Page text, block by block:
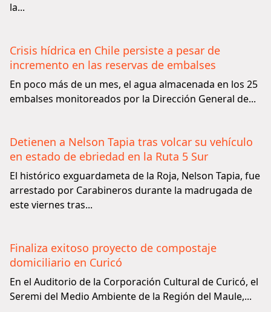
la...
Crisis hídrica en Chile persiste a pesar de
incremento en las reservas de embalses
En poco más de un mes, el agua almacenada en los 25
embalses monitoreados por la Dirección General de...
Detienen a Nelson Tapia tras volcar su vehículo
en estado de ebriedad en la Ruta 5 Sur
El histórico exguardameta de la Roja, Nelson Tapia, fue
arrestado por Carabineros durante la madrugada de
este viernes tras...
Finaliza exitoso proyecto de compostaje
domiciliario en Curicó
En el Auditorio de la Corporación Cultural de Curicó, el
Seremi del Medio Ambiente de la Región del Maule,...